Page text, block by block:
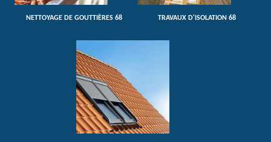
NETTOYAGE DE GOUTTIÈRES 68 TRAVAUX D'ISOLATION 68